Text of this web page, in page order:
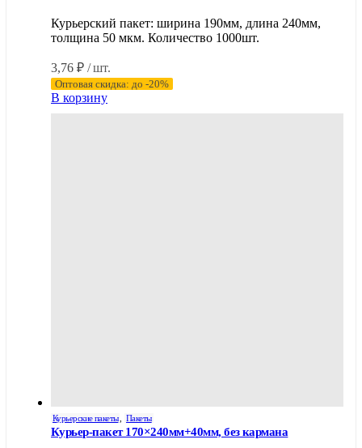
Курьерский пакет: ширина 190мм, длина 240мм,
толщина 50 мкм. Количество 1000шт.
3,76 ₽ / шт.
Оптовая скидка: до -20%
В корзину
Курьерские пакеты, Пакеты
Курьер-пакет 170×240мм+40мм, без кармана